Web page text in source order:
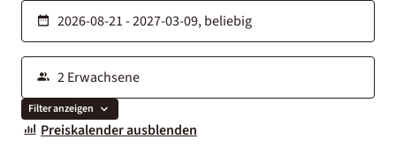
Filter anzeigen
Preiskalender ausblenden